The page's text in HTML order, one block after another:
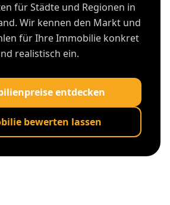
für Städte und Regionen in
Wir kennen den Markt und
für Ihre Immobilie konkret
realistisch ein.
entdecken
bewerten lassen